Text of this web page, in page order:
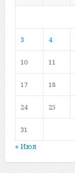
3 4
10 11
17 18
24 25
31
« Июл